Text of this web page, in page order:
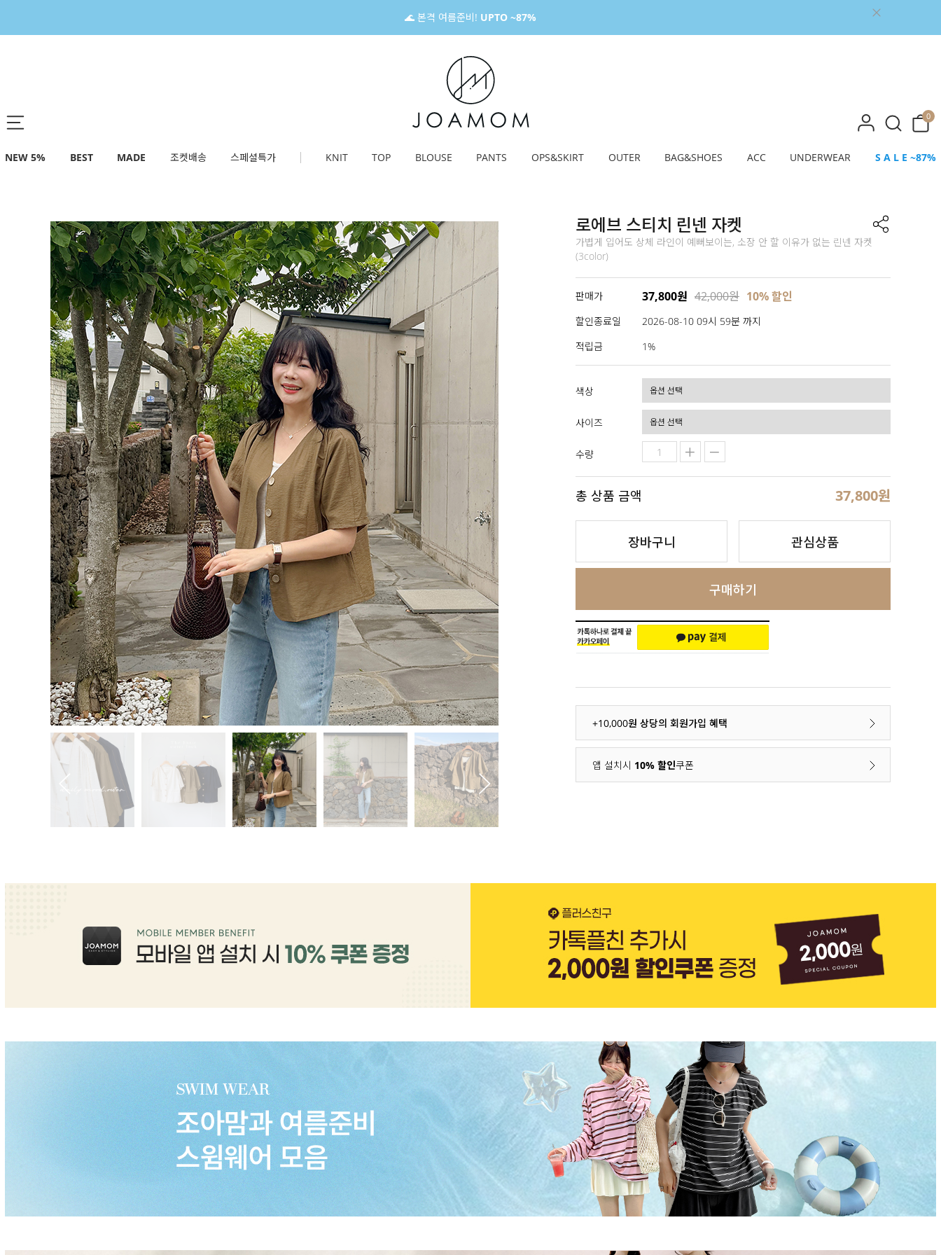
🌊 본격 여름준비! UPTO ~87%
0
NEW 5% BEST MADE 조켓배송 스페셜특가 KNIT TOP BLOUSE PANTS OPS&SKIRT OUTER BAG&SHOES ACC UNDERWEAR S A L E ~87%
로에브 스티치 린넨 자켓
가볍게 입어도 상체 라인이 예뻐보이는, 소장 안 할 이유가 없는 린넨 자켓
(3color)
판매가 37,800원 42,000원 10% 할인
할인종료일
2026-08-10 09시 59분 까지
적립금
1%
색상
사이즈
수량
총 상품 금액 37,800원
장바구니 관심상품
구매하기
+10,000원 상당의 회원가입 혜택
앱 설치시 10% 할인쿠폰